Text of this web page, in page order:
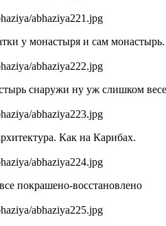
у монастыря и сам монастырь.
снаружи ну уж слишком
Как на Карибах.
покрашено-восстановлено